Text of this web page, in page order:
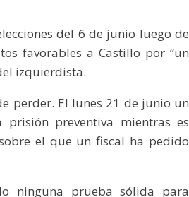
del 6 de junio luego de
favorables a Castillo por “un
izquierdista.
perder. El lunes 21 de junio un
preventiva mientras es
el que un fiscal ha pedido
ninguna prueba sólida para